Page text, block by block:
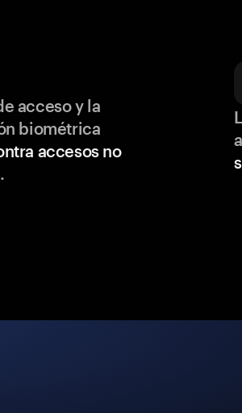
acceso y la
biométrica
accesos no
.